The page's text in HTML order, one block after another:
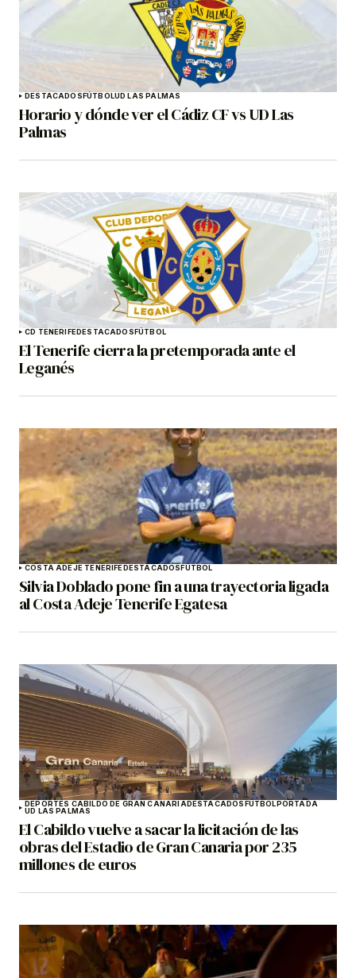
DESTACADOSFÚTBOLUD LAS PALMAS
Horario y dónde ver el Cádiz CF vs UD Las
Palmas
CD TENERIFEDESTACADOSFÚTBOL
El Tenerife cierra la pretemporada ante el
Leganés
COSTA ADEJE TENERIFEDESTACADOSFÚTBOL
Silvia Doblado pone fin a una trayectoria ligada
al Costa Adeje Tenerife Egatesa
DEPORTES CABILDO DE GRAN CANARIADESTACADOSFÚTBOLPORTADA
UD LAS PALMAS
El Cabildo vuelve a sacar la licitación de las
obras del Estadio de Gran Canaria por 235
millones de euros